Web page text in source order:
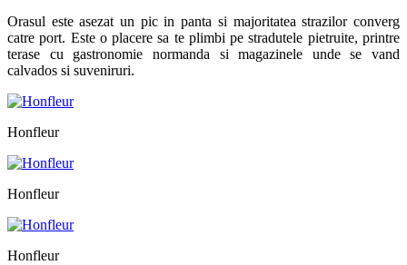
Orasul este asezat un pic in panta si majoritatea strazilor converg
catre port. Este o placere sa te plimbi pe stradutele pietruite, printre
terase cu gastronomie normanda si magazinele unde se vand
calvados si suveniruri.
Honfleur
Honfleur
Honfleur